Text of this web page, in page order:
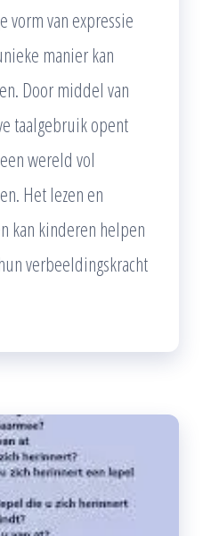
vorm van expressie
manier kan
Door middel van
taalgebruik opent
wereld vol
Het lezen en
kan kinderen helpen
verbeeldingskracht